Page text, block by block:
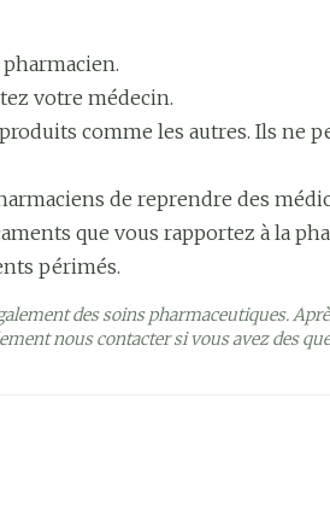
région péri-orale.
d'injection.
solution de chlorure de sodium à
votre médecin.
comme les autres. Ils ne
de reprendre des
que vous rapportez à la
périmés.
des soins pharmaceutiques.
nous contacter si vous avez des